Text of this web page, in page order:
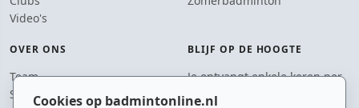
Cookies op badmintonline.nl
Video's
OVER ONS
Team
Supporters
BLIJF OP DE HOOGTE
Je ontvangt enkele keren per
jaar een e-mail met het